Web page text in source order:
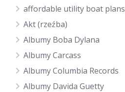
affordable utility boat plans
Akt (rzeźba)
Albumy Boba Dylana
Albumy Carcass
Albumy Columbia Records
Albumy Davida Guetty